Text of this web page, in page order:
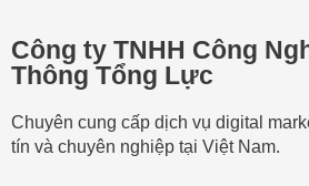
Công ty TNHH Công
Thông Tổng Lực
Chuyên cung cấp dịch vụ digital
tín và chuyên nghiệp tại Việt Nam.